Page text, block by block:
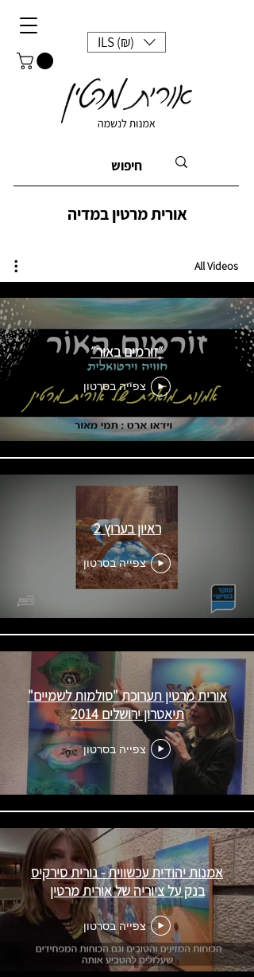
ILS (₪)
אורית מרטין במדיה
All Videos
״זורמים באור״
צפייה בסרטון
ראיון בערוץ 2
צפייה בסרטון
אורית מרטין תערוכת "סולמות לשמיים"
תיאטרון ירושלים 2014
צפייה בסרטון
אמנות יהודית עכשווית - נורית סירקיס
בנק על ציוריה של אורית מרטין
צפייה בסרטון